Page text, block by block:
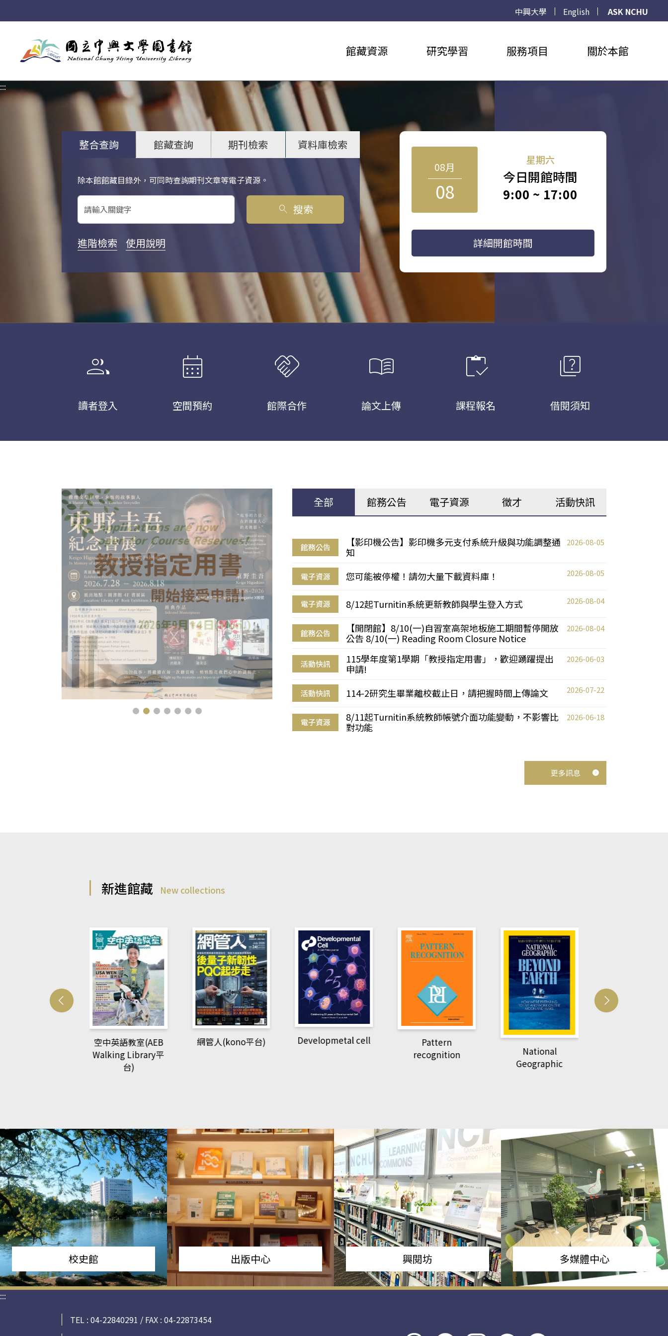
中興大學 English
ASK NCHU
館藏資源 研究學習 服務項目 關於本館
:::
整合查詢 館藏查詢 期刊檢索 資料庫檢索
除本館館藏目錄外，可同時查詢期刊文章等電子資源。
關鍵字搜尋
search 搜索
進階檢索 使用說明
08月
08
星期六
今日開館時間
9:00 ~ 17:00
詳細開館時間
group
讀者登入
calendar_month
空間預約
handshake
館際合作
menu_book
論文上傳
inventory
課程報名
quiz
借閱須知
全部 館務公告 電子資源 徵才 活動快訊
館務公告
【影印機公告】影印機多元支付系統升級與功能調整通
知
2026-08-05
電子資源 您可能被停權！請勿大量下載資料庫！ 2026-08-05
電子資源 8/12起Turnitin系統更新教師與學生登入方式 2026-08-04
館務公告
【開閉館】8/10(一)自習室高架地板施工期間暫停開放
公告 8/10(一) Reading Room Closure Notice
2026-08-04
活動快訊
115學年度第1學期「教授指定用書」，歡迎踴躍提出
申請!
2026-06-03
活動快訊 114-2研究生畢業離校截止日，請把握時間上傳論文 2026-07-22
電子資源
8/11起Turnitin系統教師帳號介面功能變動，不影響比
對功能
2026-06-18
更多訊息
新進館藏 New collections
網管人(kono平台) Developmetal cell
Pattern
National
Geographic
Harvard Business
Review
校史館 出版中心 興閱坊 多媒體中心
:::
TEL : 04-22840291 / FAX : 04-22873454